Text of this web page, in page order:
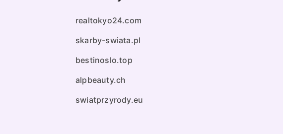
realtokyo24.com
skarby-swiata.pl
bestinoslo.top
alpbeauty.ch
swiatprzyrody.eu